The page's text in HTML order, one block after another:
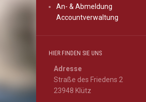
An- & Abmeldung
Accountverwaltung
HIER FINDEN SIE UNS
Adresse
Straße des Friedens 2
23948 Klütz